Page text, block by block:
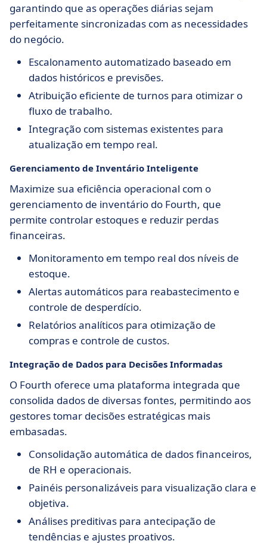
garantindo que as operações diárias sejam
perfeitamente sincronizadas com as necessidades
do negócio.
Escalonamento automatizado baseado em
dados históricos e previsões.
Atribuição eficiente de turnos para otimizar o
fluxo de trabalho.
Integração com sistemas existentes para
atualização em tempo real.
Gerenciamento de Inventário Inteligente
Maximize sua eficiência operacional com o
gerenciamento de inventário do Fourth, que
permite controlar estoques e reduzir perdas
financeiras.
Monitoramento em tempo real dos níveis de
estoque.
Alertas automáticos para reabastecimento e
controle de desperdício.
Relatórios analíticos para otimização de
compras e controle de custos.
Integração de Dados para Decisões Informadas
O Fourth oferece uma plataforma integrada que
consolida dados de diversas fontes, permitindo aos
gestores tomar decisões estratégicas mais
embasadas.
Consolidação automática de dados financeiros,
de RH e operacionais.
Painéis personalizáveis para visualização clara e
objetiva.
Análises preditivas para antecipação de
tendências e ajustes proativos.